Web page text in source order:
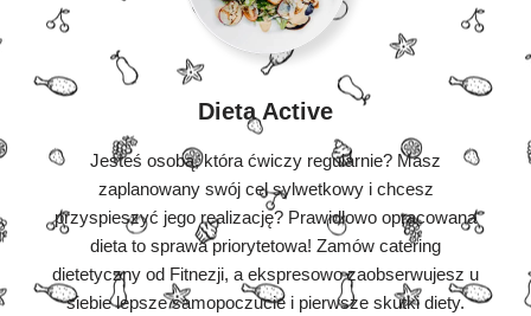
Dieta Active
Jesteś osobą, która ćwiczy regularnie? Masz
zaplanowany swój cel sylwetkowy i chcesz
przyspieszyć jego realizację? Prawidłowo opracowana
dieta to sprawa priorytetowa! Zamów catering
dietetyczny od Fitnezji, a ekspresowo zaobserwujesz u
siebie lepsze samopoczucie i pierwsze skutki diety.